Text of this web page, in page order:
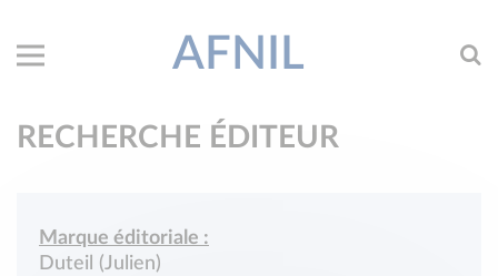
AFNIL
RECHERCHE ÉDITEUR
Marque éditoriale :
Duteil (Julien)